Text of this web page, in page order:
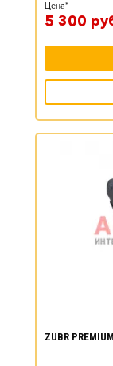
Цена*
5 300
ZUBR